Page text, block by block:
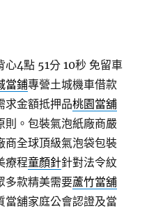
心4點 51分 10秒 免留車
當鋪專營土城機車借款
求金額抵押品桃園當舖
則。包裝氣泡紙廠商嚴
商全球頂級氣泡袋包裝
療程童顏針針對法令紋
多款精美需要蘆竹當舖
當舖家庭公會認證及當